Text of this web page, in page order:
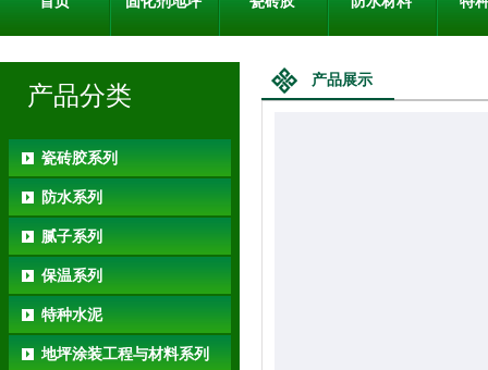
产品分类
瓷砖胶系列
防水系列
腻子系列
保温系列
特种水泥
地坪涂装工程与材料系列
产品展示